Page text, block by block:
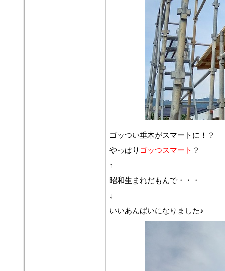
ゴッつい垂木がスマートに！？
やっぱり ゴッつスマート ？
↑
昭和生まれだもんで・・・
↓
いいあんばいになりました♪